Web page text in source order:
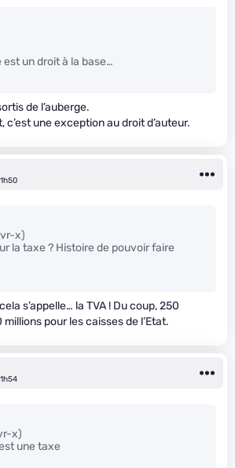
un droit à la base…
de l’auberge.
c’est une exception au droit d’auteur.
x)
la taxe ? Histoire de pouvoir faire
s’appelle… la TVA ! Du coup, 250
millions pour les caisses de l’Etat.
x)
une taxe